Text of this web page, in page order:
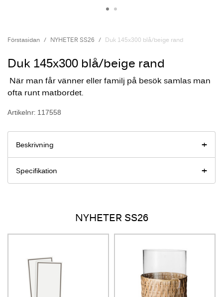
Förstasidan NYHETER SS26 Duk 145x300 blå/beige rand
Duk 145x300 blå/beige rand
När man får vänner eller familj på besök samlas man
ofta runt matbordet.
Artikelnr: 117558
Beskrivning
Specifikation
NYHETER SS26